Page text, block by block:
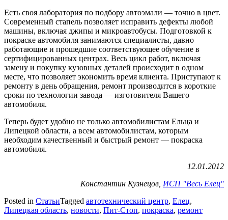
Есть своя лаборатория по подбору автоэмали — точно в цвет.
Современный стапель позволяет исправить дефекты любой
машины, включая джипы и микроавтобусы. Подготовкой к
покраске автомобиля занимаются специалисты, давно
работающие и прошедшие соответствующее обучение в
сертифицированных центрах. Весь цикл работ, включая
замену и покупку кузовных деталей происходит в одном
месте, что позволяет экономить время клиента. Приступают к
ремонту в день обращения, ремонт производится в короткие
сроки по технологии завода — изготовителя Вашего
автомобиля.
Теперь будет удобно не только автомобилистам Ельца и
Липецкой области, а всем автомобилистам, которым
необходим качественный и быстрый ремонт — покраска
автомобиля.
12.01.2012
Константин Кузнецов, ИСП "Весь Елец"
Posted in СтатьиTagged автотехнический центр, Елец,
Липецкая область, новости, Пит-Стоп, покраска, ремонт